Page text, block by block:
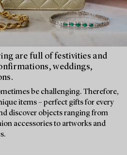
are full of festivities and
weddings,
be challenging. Therefore,
items – perfect gifts for every
discover objects ranging from
accessories to artworks and